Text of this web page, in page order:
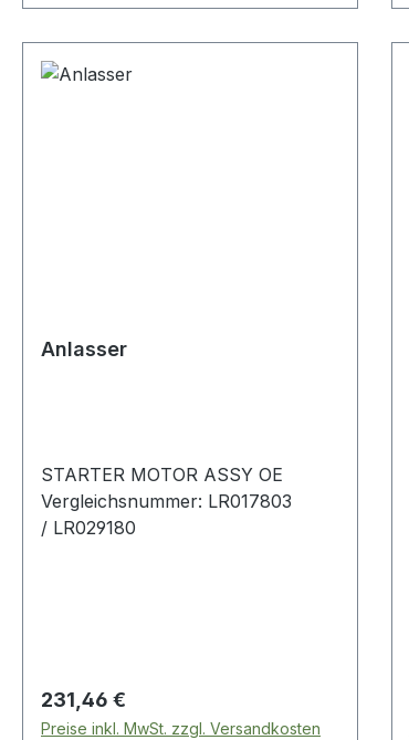
Anlasser
STARTER MOTOR ASSY OE
Vergleichsnummer: LR017803
/ LR029180
Regulärer Preis:
231,46 €
Preise inkl. MwSt. zzgl. Versandkosten